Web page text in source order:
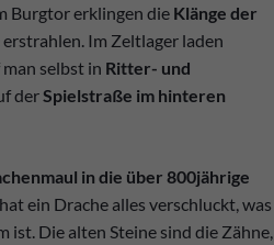
Burgtor erklingen die Klänge der
Im Zeltlager laden
selbst in Ritter- und
der Spielstraße im hinteren
in die über 800jährige
ein Drache alles verschluckt, was
Die alten Steine sind die Zähne,